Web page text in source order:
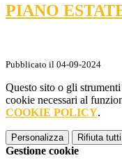
PIANO
Pubblicato il 04-09-2024
Questo sito o gli
cookie necessari al
COOKIE POLICY.
Personalizza Rifiuta tutti
Gestione cookie